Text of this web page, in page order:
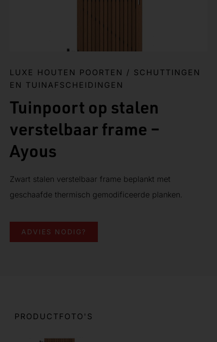
LUXE HOUTEN POORTEN / SCHUTTINGEN
EN TUINAFSCHEIDINGEN
Tuinpoort op stalen
verstelbaar frame –
Ayous
Zwart stalen verstelbaar frame beplankt met
geschaafde thermisch gemodificeerde planken.
ADVIES NODIG?
PRODUCTFOTO'S